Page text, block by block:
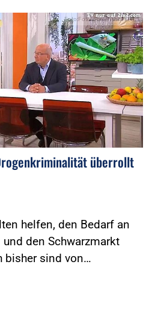
Foto:Foto: Screenshot SAT.1
überrollt
helfen, den Bedarf an
den Schwarzmarkt
bisher sind von…